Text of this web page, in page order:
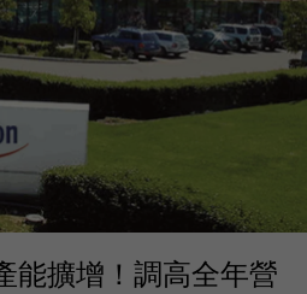
能擴增！調高全年營